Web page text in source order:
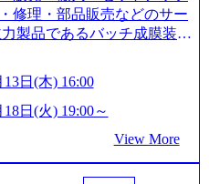
storage.googleapis.com/
public/images/20240925204135
https://
87ef-4e86-a85a-8649e1c532f9
our-vision-producti
9ffc-4f
public/images/202505021528
強みを持つITコンサルティ
修理・部品販売などのサー
製品であるバッチ成膜装置
している 技術と対話を通じ
決に貢献することを目指し
たちの対話 Vision:夢を未来
により半導体需要は世界中で
導体製造装置の需要も伸長
13日(木) 16:00
18日(火) 19:00～
View More